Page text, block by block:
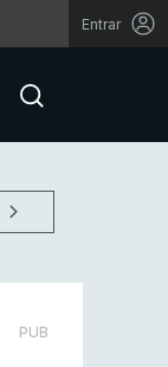
Entrar
PUB